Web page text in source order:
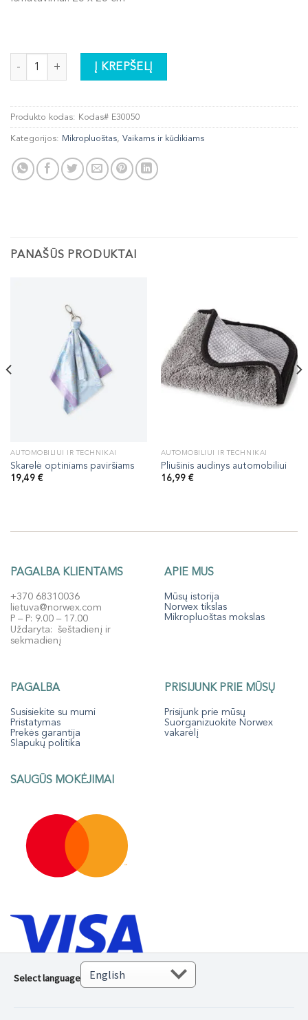
produkto kiekis: EnviroCloth® universalus mikropluošto audinys
Į KREPŠELĮ
Produkto kodas: Kodas# E30050
Kategorijos: Mikropluoštas, Vaikams ir kūdikiams
PANAŠŪS PRODUKTAI
AUTOMOBILIUI IR TECHNIKAI
Skarelė optiniams paviršiams
19,49 €
AUTOMOBILIUI IR TECHNIKAI
Pliušinis audinys automobiliui
16,99 €
PAGALBA KLIENTAMS
+370 68310036
lietuva@norwex.com
P – P: 9.00 – 17.00
Uždaryta: šeštadienį ir
sekmadienį
APIE MUS
Mūsų istorija
Norwex tikslas
Mikropluoštas mokslas
PAGALBA
Susisiekite su mumi
Pristatymas
Prekės garantija
Slapukų politika
PRISIJUNK PRIE MŪSŲ
Prisijunk prie mūsų
Suorganizuokite Norwex
vakarėlį
SAUGŪS MOKĖJIMAI
Select language